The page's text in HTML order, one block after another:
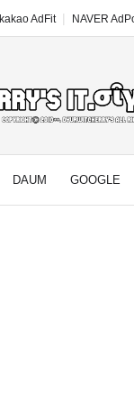
kakao AdFit NAVER
DAUM GOOGLE